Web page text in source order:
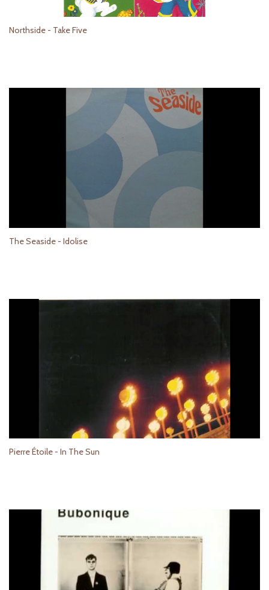
Northside - Take Five
The Seaside - Idolise
Pierre Étoile - In The Sun